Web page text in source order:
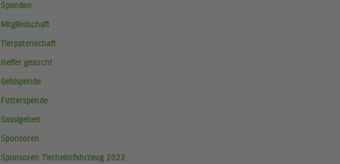
Spenden
Mitgliedschaft
Tierpatenschaft
Helfer gesucht
Geldspende
Futterspende
Gassigehen
Sponsoren
Sponsoren Tierheimfahrzeug 2022